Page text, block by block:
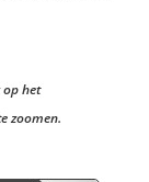
op het
zoomen.